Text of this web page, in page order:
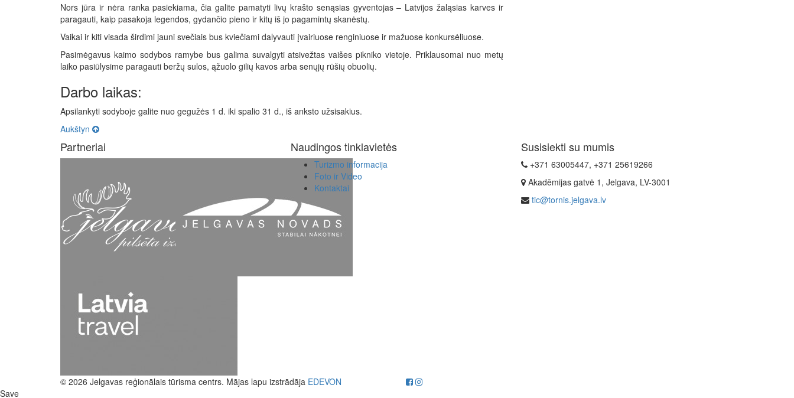
Nors jūra ir nėra ranka pasiekiama, čia galite pamatyti livų krašto senąsias gyventojas – Latvijos žaląsias karves ir
paragauti, kaip pasakoja legendos, gydančio pieno ir kitų iš jo pagamintų skanėstų.
Vaikai ir kiti visada širdimi jauni svečiais bus kviečiami dalyvauti įvairiuose renginiuose ir mažuose konkursėliuose.
Pasimėgavus kaimo sodybos ramybe bus galima suvalgyti atsivežtas vaišes pikniko vietoje. Priklausomai nuo metų
laiko pasiūlysime paragauti beržų sulos, ąžuolo gilių kavos arba senųjų rūšių obuolių.
Darbo laikas:
Apsilankyti sodyboje galite nuo gegužės 1 d. iki spalio 31 d., iš anksto užsisakius.
Aukštyn
Partneriai Naudingos tinklavietės
Turizmo informacija
Foto ir Video
Kontaktai
Susisiekti su mumis
+371 63005447, +371 25619266
Akadēmijas gatvė 1, Jelgava, LV-3001
tic@tornis.jelgava.lv
© 2026 Jelgavas reģionālais tūrisma centrs. Mājas lapu izstrādāja EDEVON
Save